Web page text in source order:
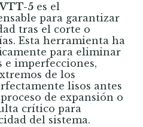
5 es el
para garantizar
tras el corte o
Esta herramienta ha
para eliminar
e imperfecciones,
de los
lisos antes
de expansión o
crítico para
del sistema.